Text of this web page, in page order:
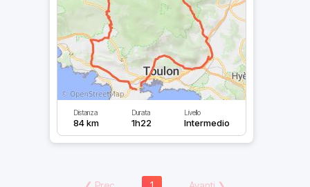
Distanza
84 km
Durata
1h22
Livello
Intermedio